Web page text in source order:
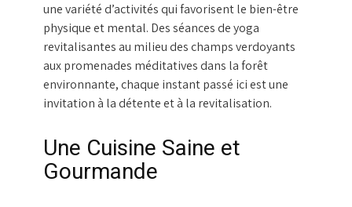
une variété d’activités qui favorisent le bien-être
physique et mental. Des séances de yoga
revitalisantes au milieu des champs verdoyants
aux promenades méditatives dans la forêt
environnante, chaque instant passé ici est une
invitation à la détente et à la revitalisation.
Une Cuisine Saine et
Gourmande